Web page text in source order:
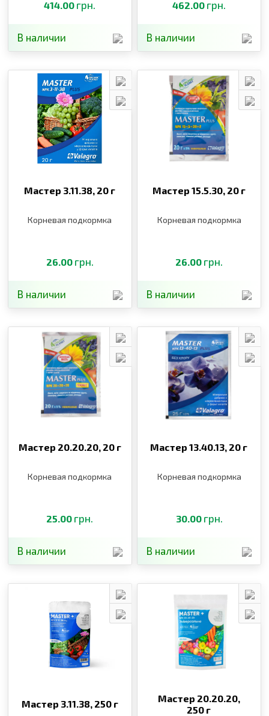
414.00 грн.
В наличии
462.00 грн.
В наличии
Мастер 3.11.38, 20 г
Корневая подкормка
26.00 грн.
В наличии
Мастер 15.5.30, 20 г
Корневая подкормка
26.00 грн.
В наличии
Мастер 20.20.20, 20 г
Корневая подкормка
25.00 грн.
В наличии
Мастер 13.40.13, 20 г
Корневая подкормка
30.00 грн.
В наличии
Мастер 3.11.38, 250 г
Мастер 20.20.20,
250 г